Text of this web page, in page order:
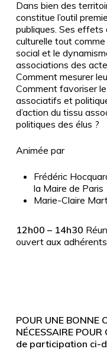
Dans bien des
constitue l’outil
publiques. Ses effets
culturelle tout
social et le
associations des
Comment mesurer
Comment favoriser
associatifs et
d’action du tissu
politiques des élus ?
Animée par
Frédéric
la Maire de Paris
Marie-Claire
12h00 – 14h30
ouvert aux
POUR UNE BONNE
NÉCESSAIRE
de participation ci-